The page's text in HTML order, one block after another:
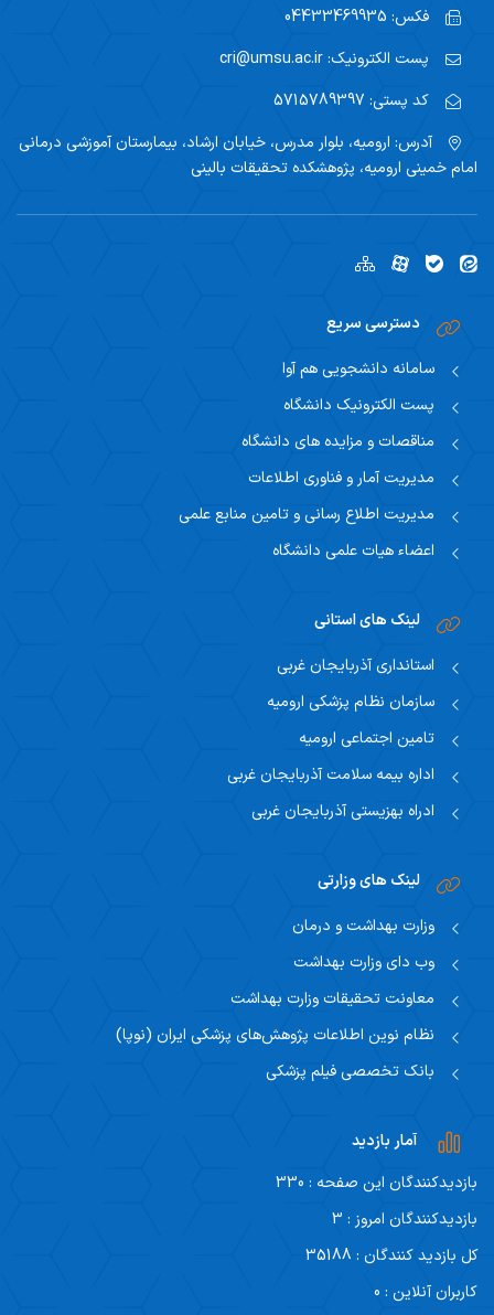
فکس:
پست الکترونیک:
کد پستی:
آدرس: ارومیه، بلوار مدرس، خیابان ارشاد، بیمارستان آموزشی درمانی
امام خمینی ارومیه، پژوهشکده تحقیقات بالینی
دسترسی سریع
سامانه دانشجویی هم آوا
پست الکترونیک دانشگاه
مناقصات و مزایده های دانشگاه
مدیریت آمار و فناوری اطلاعات
مدیریت اطلاع رسانی و تامین منابع علمی
اعضاء هیات علمی دانشگاه
لینک های استانی
استانداری آذربایجان غربی
سازمان نظام پزشکی ارومیه
تامین اجتماعی ارومیه
اداره بیمه سلامت آذربایجان غربی
ادراه بهزیستی آذربایجان غربی
لینک های وزارتی
وزارت بهداشت و درمان
وب دای وزارت بهداشت
معاونت تحقیقات وزارت بهداشت
نظام نوین اطلاعات پژوهش‌های پزشکی ایران (نوپا)
بانک تخصصی فیلم پزشکی
آمار بازدید
بازدیدکنندگان این صفحه : 330
بازدیدکنندگان امروز : 3
کل بازدید کنندگان : 35188
کاربران آنلاین : 0